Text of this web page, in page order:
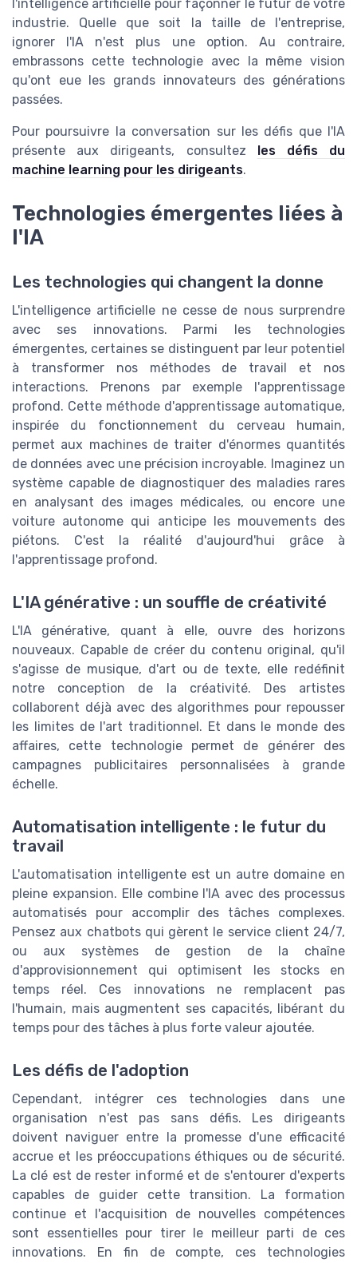
l'intelligence artificielle pour façonner le futur de votre
industrie. Quelle que soit la taille de l'entreprise,
ignorer l'IA n'est plus une option. Au contraire,
embrassons cette technologie avec la même vision
qu'ont eue les grands innovateurs des générations
passées.
Pour poursuivre la conversation sur les défis que l'IA
présente aux dirigeants, consultez
les défis du
machine learning pour les dirigeants.
Technologies émergentes liées à
l'IA
Les technologies qui changent la donne
L'intelligence artificielle ne cesse de nous surprendre
avec ses innovations. Parmi les technologies
émergentes, certaines se distinguent par leur potentiel
à transformer nos méthodes de travail et nos
interactions. Prenons par exemple l'apprentissage
profond. Cette méthode d'apprentissage automatique,
inspirée du fonctionnement du cerveau humain,
permet aux machines de traiter d'énormes quantités
de données avec une précision incroyable. Imaginez un
système capable de diagnostiquer des maladies rares
en analysant des images médicales, ou encore une
voiture autonome qui anticipe les mouvements des
piétons. C'est la réalité d'aujourd'hui grâce à
l'apprentissage profond.
L'IA générative : un souffle de créativité
L'IA générative, quant à elle, ouvre des horizons
nouveaux. Capable de créer du contenu original, qu'il
s'agisse de musique, d'art ou de texte, elle redéfinit
notre conception de la créativité. Des artistes
collaborent déjà avec des algorithmes pour repousser
les limites de l'art traditionnel. Et dans le monde des
affaires, cette technologie permet de générer des
campagnes publicitaires personnalisées à grande
échelle.
Automatisation intelligente : le futur du
travail
L'automatisation intelligente est un autre domaine en
pleine expansion. Elle combine l'IA avec des processus
automatisés pour accomplir des tâches complexes.
Pensez aux chatbots qui gèrent le service client 24/7,
ou aux systèmes de gestion de la chaîne
d'approvisionnement qui optimisent les stocks en
temps réel. Ces innovations ne remplacent pas
l'humain, mais augmentent ses capacités, libérant du
temps pour des tâches à plus forte valeur ajoutée.
Les défis de l'adoption
Cependant, intégrer ces technologies dans une
organisation n'est pas sans défis. Les dirigeants
doivent naviguer entre la promesse d'une efficacité
accrue et les préoccupations éthiques ou de sécurité.
La clé est de rester informé et de s'entourer d'experts
capables de guider cette transition. La formation
continue et l'acquisition de nouvelles compétences
sont essentielles pour tirer le meilleur parti de ces
innovations. En fin de compte, ces technologies